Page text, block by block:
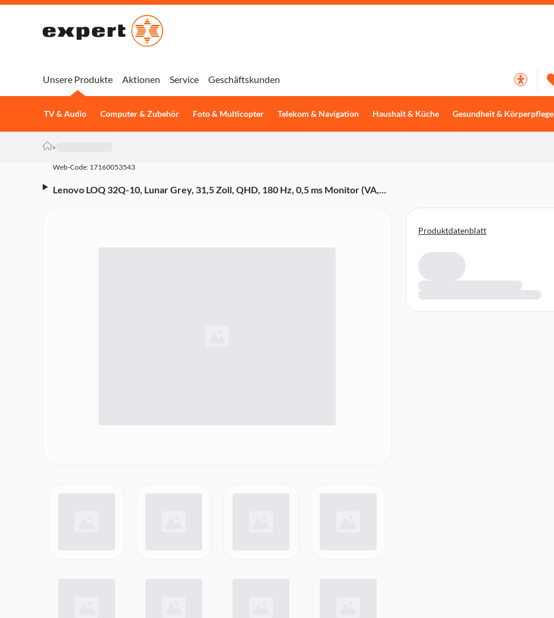
Unsere Produkte
TV & Audio Computer & Zubehör Foto & Multicopter Telekom & Navigation Haushalt & Küche Gesundheit & Körperpflege
Aktionen Service Geschäftskunden
»
Web-Code: 17160053543
Lenovo LOQ 32Q-10, Lunar Grey, 31,5 Zoll, QHD, 180 Hz, 0,5 ms Monitor (VA,
Produktdatenblatt